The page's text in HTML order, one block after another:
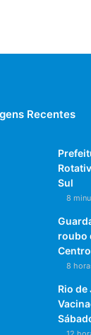
Recentes
Sul
8
roubo
8
Rio